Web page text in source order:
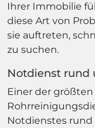
Ihrer Immobilie
diese Art von
sie auftreten,
zu suchen.
Notdienst rund
Einer der
Notdienstes rund